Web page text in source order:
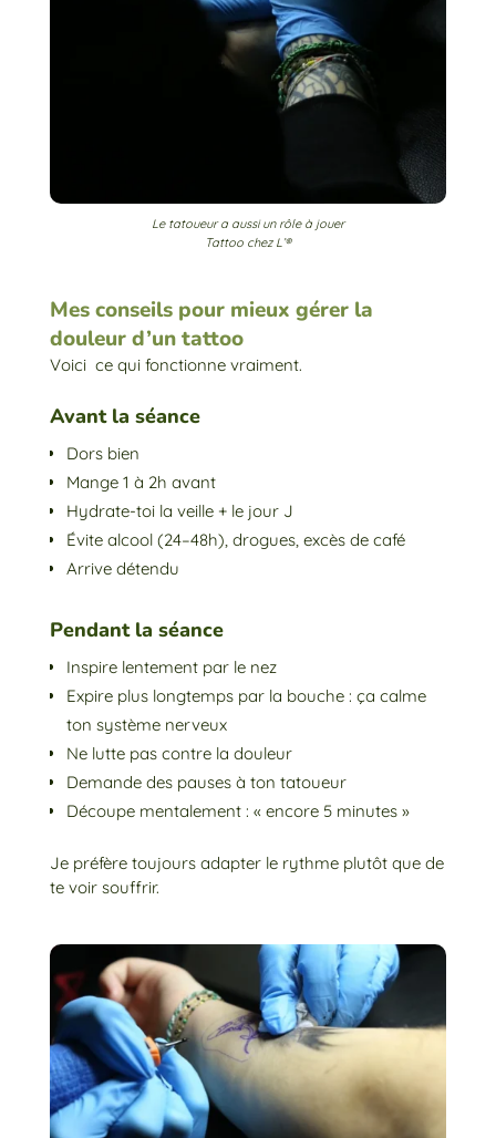
Le tatoueur a aussi un rôle à jouer
Tattoo chez L’®
Mes conseils pour mieux gérer la
douleur d’un tattoo
Voici ce qui fonctionne vraiment.
Avant la séance
Dors bien
Mange 1 à 2h avant
Hydrate-toi la veille + le jour J
Évite alcool (24–48h), drogues, excès de café
Arrive détendu
Pendant la séance
Inspire lentement par le nez
Expire plus longtemps par la bouche : ça calme
ton système nerveux
Ne lutte pas contre la douleur
Demande des pauses à ton tatoueur
Découpe mentalement : « encore 5 minutes »
Je préfère toujours adapter le rythme plutôt que de
te voir souffrir.